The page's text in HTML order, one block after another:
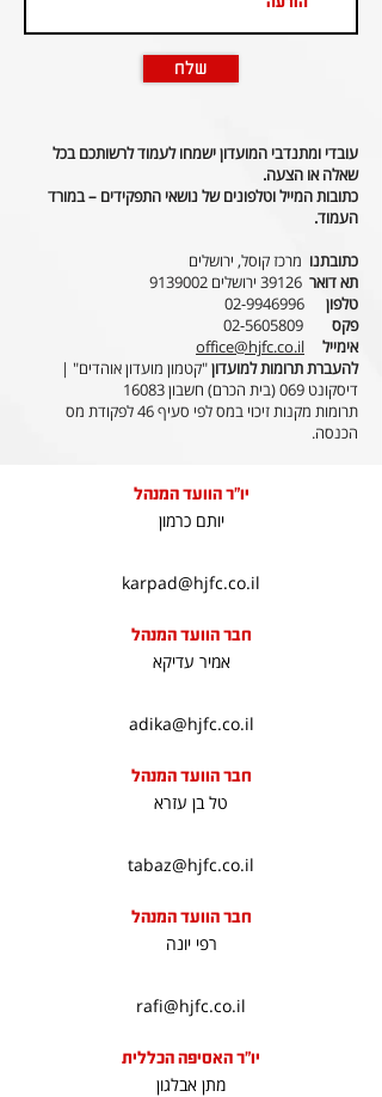
עובדי ומתנדבי המועדון ישמחו לעמוד לרשותכם בכל
שאלה או הצעה.
כתובות המייל וטלפונים של נושאי התפקידים – במורד
העמוד.
כתובתנו מרכז קוסל, ירושלים
תא דואר
9139002
טלפון
02-9946996
פקס
02-5605809
אימייל
office@hjfc.co.il
להעברת תרומות למועדון"קטמון מועדון אוהדים" |
דיסקונט 069 (בית הכרם) חשבון 16083
תרומות מקנות זיכוי במס לפי סעיף 46 לפקודת מס
הכנסה.
שלח
יו"ר הוועד המנהל
יותם כרמון
karpad@hjfc.co.il
חבר הוועד המנהל
אמיר עדיקא
adika@hjfc.co.il
חבר הוועד המנהל
טל בן עזרא
tabaz@hjfc.co.il
חבר הוועד המנהל
רפי יונה
rafi@hjfc.co.il
יו"ר האסיפה הכללית
מתן אבלגון